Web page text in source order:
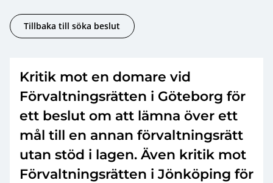
Tillbaka till söka beslut
Kritik mot en domare vid
Förvaltningsrätten i Göteborg för
ett beslut om att lämna över ett
mål till en annan förvaltningsrätt
utan stöd i lagen. Även kritik mot
Förvaltningsrätten i Jönköping för